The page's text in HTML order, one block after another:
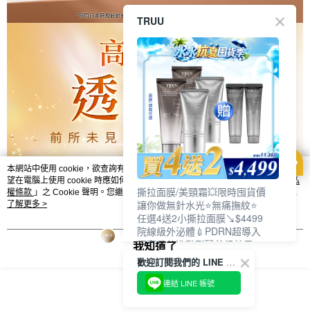
本網站中使用 cookie，欲查詢有關本網站使用 cookie 方式之詳情，及若您不希
望在電腦上使用 cookie 時應如何變更電腦的 cookie 設定，請參閱本網站「
隱私
權條款 」之 Cookie 聲明。您繼續使用本網站即表示您同意本公司得按本網站使
用條款之 Cookie 聲明使用 cookie。
了解更多 >
我知道了
TRUU
撕拉面膜/美頸霜💥限時囤貨價
讓你做無針水光⭐無痛撫紋⭐
任選4送2小撕拉面膜↘$4499
院線級外泌體💉PDRN超導入
居家保養進階到醫美級效果❗
歡迎訂閱我們的 LINE 官方帳號
連結 LINE 帳號